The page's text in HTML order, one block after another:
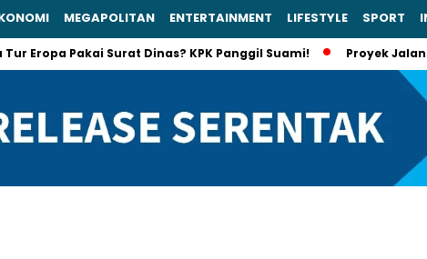
MEGAPOLITAN ENTERTAINMENT LIFESTYLE SPORT
Surat Dinas? KPK Panggil Suami! Proyek Jalan Sumut